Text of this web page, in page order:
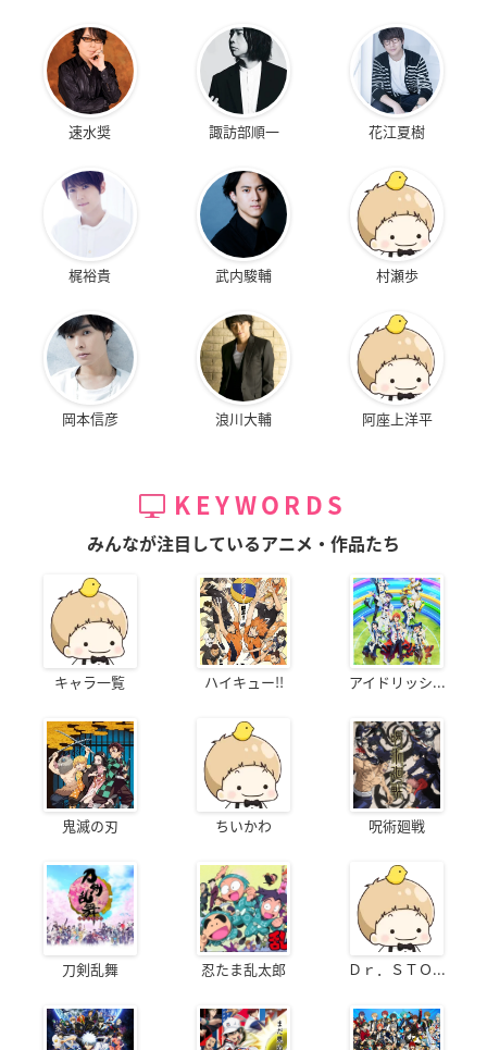
速水奨 諏訪部順一 花江夏樹
梶裕貴 武内駿輔 村瀬歩
岡本信彦 浪川大輔 阿座上洋平
KEYWORDS
みんなが注目しているアニメ・作品たち
キャラ一覧 ハイキュー!! アイドリッシ...
鬼滅の刃 ちいかわ 呪術廻戦
刀剣乱舞 忍たま乱太郎 Ｄｒ．ＳＴＯ...